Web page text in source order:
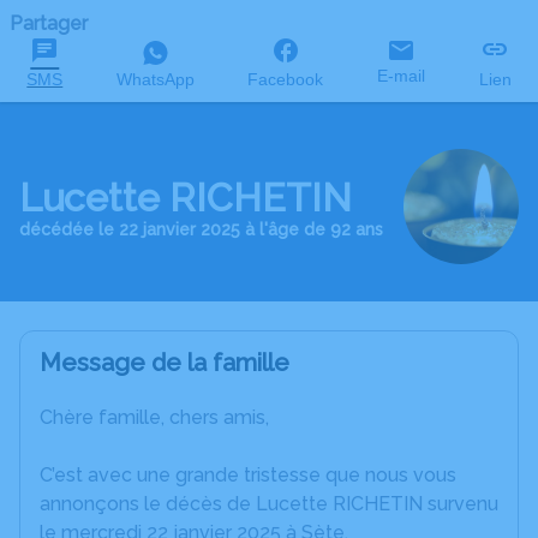
Partager
SMS WhatsApp Facebook E-mail Lien
Lucette RICHETIN
décédée le 22 janvier 2025 à l'âge de 92 ans
Message de la famille
Chère famille, chers amis,
C’est avec une grande tristesse que nous vous
annonçons le décès de Lucette RICHETIN survenu
le mercredi 22 janvier 2025 à Sète.